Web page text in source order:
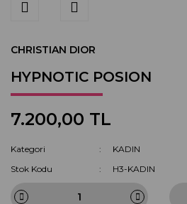
CHRISTIAN DIOR
HYPNOTIC POSION
7.200,00 TL
Kategori
KADIN
Stok Kodu
H3-KADIN